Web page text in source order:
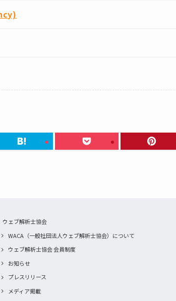
ウェブ解析士協会
WACA（一般社団法人ウェブ解析士協会）について
ウェブ解析士協会 会員制度
お知らせ
プレスリリース
メディア掲載